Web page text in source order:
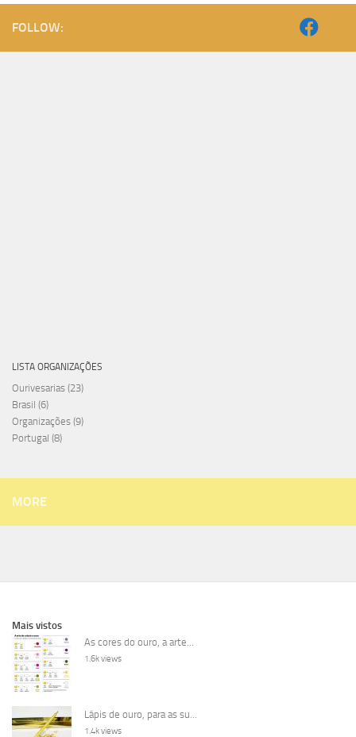
FOLLOW:
LISTA ORGANIZAÇÕES
Ourivesarias (23)
Brasil (6)
Organizações (9)
Portugal (8)
MORE
Mais vistos
As cores do ouro, a arte...
1.6k views
Lápis de ouro, para as su...
1.4k views